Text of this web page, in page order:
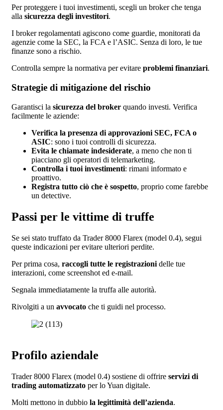
Per proteggere i tuoi investimenti, scegli un broker che tenga
alla sicurezza degli investitori.
I broker regolamentati agiscono come guardie, monitorati da
agenzie come la SEC, la FCA e l’ASIC. Senza di loro, le tue
finanze sono a rischio.
Controlla sempre la normativa per evitare problemi finanziari.
Strategie di mitigazione del rischio
Garantisci la sicurezza del broker quando investi. Verifica
facilmente le aziende:
Verifica la presenza di approvazioni SEC, FCA o
ASIC: sono i tuoi controlli di sicurezza.
Evita le chiamate indesiderate, a meno che non ti
piacciano gli operatori di telemarketing.
Controlla i tuoi investimenti: rimani informato e
proattivo.
Registra tutto ciò che è sospetto, proprio come farebbe
un detective.
Passi per le vittime di truffe
Se sei stato truffato da Trader 8000 Flarex (model 0.4), segui
queste indicazioni per evitare ulteriori perdite.
Per prima cosa, raccogli tutte le registrazioni delle tue
interazioni, come screenshot ed e-mail.
Segnala immediatamente la truffa alle autorità.
Rivolgiti a un avvocato che ti guidi nel processo.
Profilo aziendale
Trader 8000 Flarex (model 0.4) sostiene di offrire servizi di
trading automatizzato per lo Yuan digitale.
Molti mettono in dubbio la legittimità dell’azienda.